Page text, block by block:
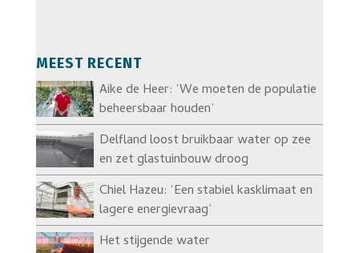
MEEST RECENT
Aike de Heer: ‘We moeten de populatie
beheersbaar houden’
Delfland loost bruikbaar water op zee
en zet glastuinbouw droog
Chiel Hazeu: ‘Een stabiel kasklimaat en
lagere energievraag’
Het stijgende water